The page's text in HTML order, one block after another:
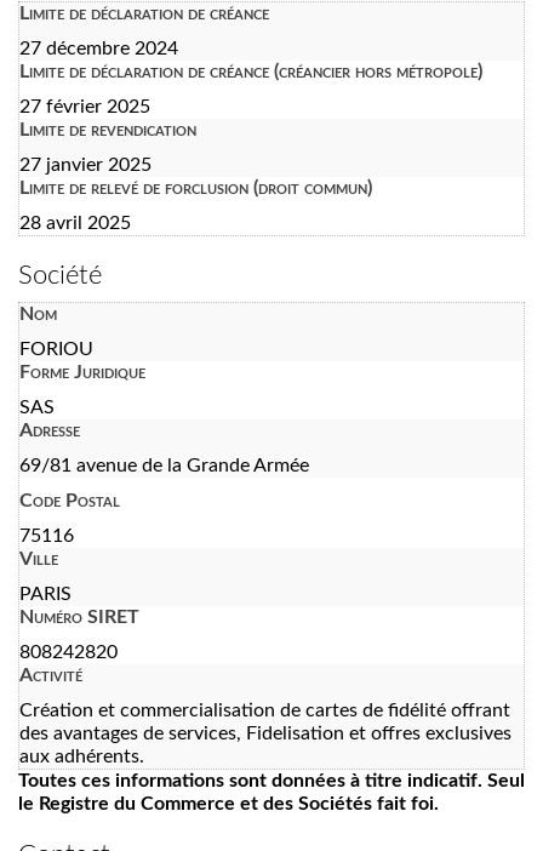
Limite de déclaration de créance
27 décembre 2024
Limite de déclaration de créance (créancier hors métropole)
27 février 2025
Limite de revendication
27 janvier 2025
Limite de relevé de forclusion (droit commun)
28 avril 2025
Société
Nom
FORIOU
Forme Juridique
SAS
Adresse
69/81 avenue de la Grande Armée
Code Postal
75116
Ville
PARIS
Numéro SIRET
808242820
Activité
Création et commercialisation de cartes de fidélité offrant
des avantages de services, Fidelisation et offres exclusives
aux adhérents.
Toutes ces informations sont données à titre indicatif. Seul
le Registre du Commerce et des Sociétés fait foi.